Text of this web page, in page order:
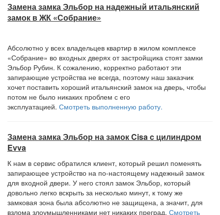
Замена замка Эльбор на надежный итальянский
замок в ЖК «Собрание»
Абсолютно у всех владельцев квартир в жилом комплексе
«Собрание» во входных дверях от застройщика стоят замки
Эльбор Рубин. К сожалению, корректно работают эти
запирающие устройства не всегда, поэтому наш заказчик
хочет поставить хороший итальянский замок на дверь, чтобы
потом не было никаких проблем с его
эксплуатацией. Смотреть выполненную работу.
Замена замка Эльбор на замок Cisa c цилиндром
Evva
К нам в сервис обратился клиент, который решил поменять
запирающее устройство на по-настоящему надежный замок
для входной двери. У него стоял замок Эльбор, который
довольно легко вскрыть за несколько минут, к тому же
замковая зона была абсолютно не защищена, а значит, для
взлома злоумышленниками нет никаких преград. Смотреть